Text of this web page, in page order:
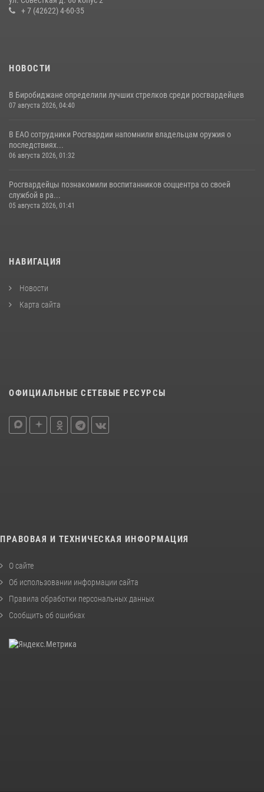
+ 7 (42622) 4-60-35
НОВОСТИ
В Биробиджане определили лучших стрелков среди росгвардейцев
07 августа 2026, 04:40
В ЕАО сотрудники Росгвардии напомнили владельцам оружия о
последствиях...
06 августа 2026, 01:32
Росгвардейцы познакомили воспитанников соццентра со своей
службой в ра...
05 августа 2026, 01:41
НАВИГАЦИЯ
Новости
Карта сайта
ОФИЦИАЛЬНЫЕ СЕТЕВЫЕ РЕСУРСЫ
ПРАВОВАЯ И ТЕХНИЧЕСКАЯ ИНФОРМАЦИЯ
О сайте
Об использовании информации сайта
Правила обработки персональных данных
Сообщить об ошибках